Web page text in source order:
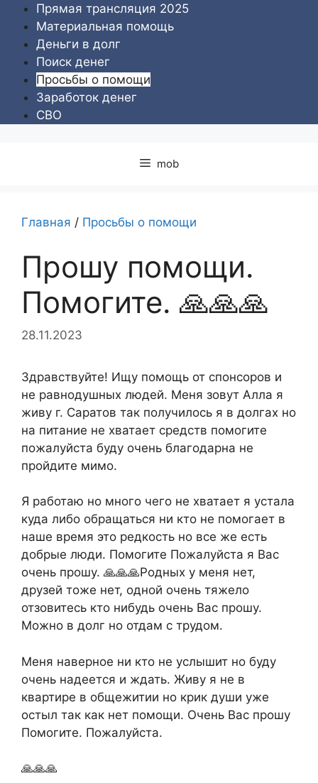
Перейти
содержимому
Прямая трансляция 2025
Материальная помощь
Деньги в долг
Поиск денег
Просьбы о помощи
Заработок денег
СВО
mob
Главная / Просьбы о помощи
Прошу помощи.
Помогите. 🙏🙏🙏
28.11.2023
Здравствуйте! Ищу помощь от спонсоров и
не равнодушных людей. Меня зовут Алла я
живу г. Саратов так получилось я в долгах но
на питание не хватает средств помогите
пожалуйста буду очень благодарна не
пройдите мимо.
Я работаю но много чего не хватает я устала
куда либо обращаться ни кто не помогает в
наше время это редкость но все же есть
добрые люди. Помогите Пожалуйста я Вас
очень прошу. 🙏🙏🙏Родных у меня нет,
друзей тоже нет, одной очень тяжело
отзовитесь кто нибудь очень Вас прошу.
Можно в долг но отдам с трудом.
Меня наверное ни кто не услышит но буду
очень надеется и ждать. Живу я не в
квартире в общежитии но крик души уже
остыл так как нет помощи. Очень Вас прошу
Помогите. Пожалуйста.
🙏🙏🙏